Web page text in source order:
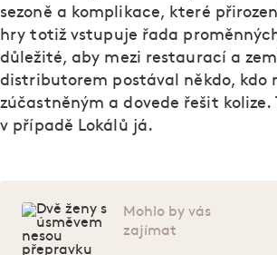
sezoně a komplikace, které
hry totiž vstupuje řada
důležité, aby mezi restaurací a
distributorem postával někdo, kdo
zúčastněným a dovede řešit kolize.
v případě Lokálů já.
Mohlo by vás
zajímat